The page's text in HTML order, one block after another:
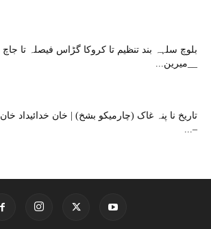
بلوچ سلہہ بند تنظیم تا کروکا گڑاس فیصلہ تا جاچ
__میرین...
تاریخ نا پنہ غاک (چارمیکو بشخ) | خان خدائیداد خان
–...